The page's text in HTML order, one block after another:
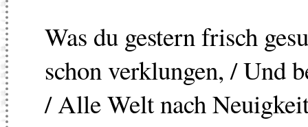
Was du gestern frisch
schon verklungen, / Und
/ Alle Welt nach